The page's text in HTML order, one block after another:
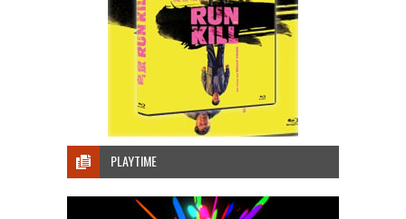
PLAYTIME